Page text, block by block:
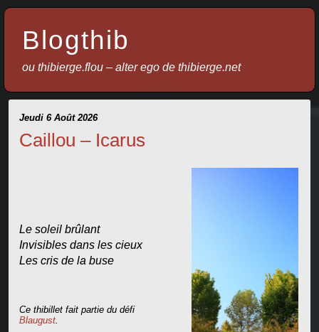
Blogthib
ou thibierge.flou – alter ego de thibierge.net
Jeudi 6 Août 2026
Caillou – Icarus
Le soleil brûlant
Invisibles dans les cieux
Les cris de la buse
Ce thibillet fait partie du défi
Blaugust.